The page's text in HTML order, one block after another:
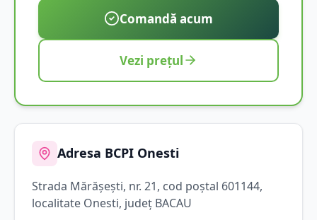
Comandă acum
Vezi prețul
Adresa BCPI Onesti
Strada Mărăşeşti, nr. 21, cod poștal 601144,
localitate Onesti, județ BACAU